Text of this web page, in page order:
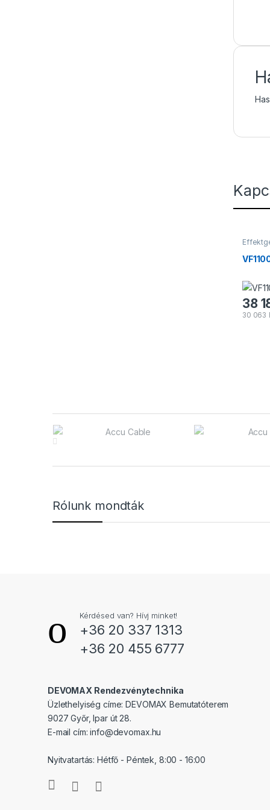
38
30 063
Márkák karusszel
Rólunk mondták
Kérdésed van? Hívj minket!
+36 20 337 1313
+36 20 455 6777
DEVOMAX Rendezvénytechnika
Üzlethelyiség címe: DEVOMAX Bemutatóterem
9027 Győr, Ipar út 28.
E-mail cím:info@devomax.hu
Nyitvatartás: Hétfő - Péntek, 8:00 - 16:00